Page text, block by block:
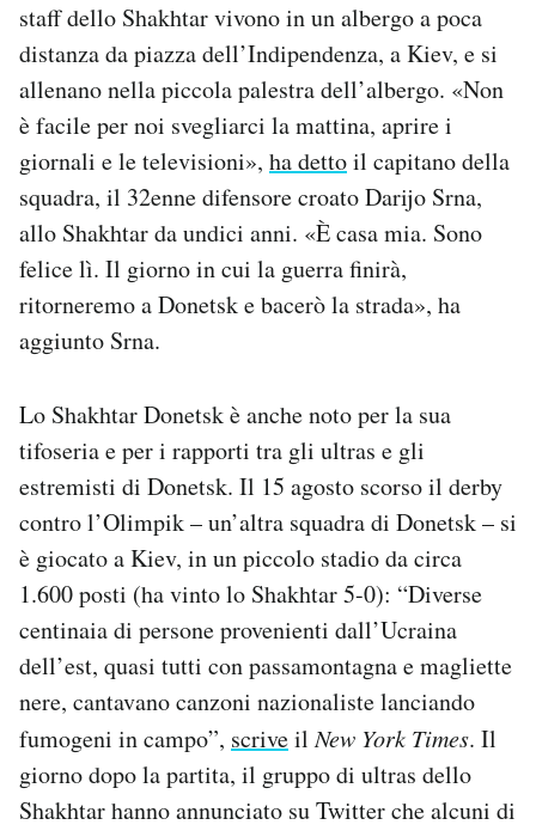
staff dello Shakhtar vivono in un albergo a poca
distanza da piazza dell’Indipendenza, a Kiev, e si
allenano nella piccola palestra dell’albergo. «Non
è facile per noi svegliarci la mattina, aprire i
giornali e le televisioni», ha dettoil capitano della
squadra, il 32enne difensore croato Darijo Srna,
allo Shakhtar da undici anni. «È casa mia. Sono
felice lì. Il giorno in cui la guerra finirà,
ritorneremo a Donetsk e bacerò la strada», ha
aggiunto Srna.
Lo Shakhtar Donetsk è anche noto per la sua
tifoseria e per i rapporti tra gli ultras e gli
estremisti di Donetsk. Il 15 agosto scorso il derby
contro l’Olimpik – un’altra squadra di Donetsk – si
è giocato a Kiev, in un piccolo stadio da circa
1.600 posti (ha vinto lo Shakhtar 5-0): “Diverse
centinaia di persone provenienti dall’Ucraina
dell’est, quasi tutti con passamontagna e magliette
nere, cantavano canzoni nazionaliste lanciando
fumogeni in campo”, scriveilNew York Times. Il
giorno dopo la partita, il gruppo di ultras dello
Shakhtar hanno annunciato su Twitter che alcuni di